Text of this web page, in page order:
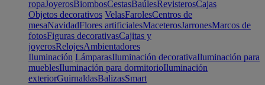
ropaJoyerosBiombosCestasBaúlesRevisterosCajas
Objetos decorativos VelasFarolesCentros de
mesaNavidadFlores artificialesMaceterosJarronesMarcos de
fotosFiguras decorativasCajitas y
joyerosRelojesAmbientadores
Iluminación LámparasIluminación decorativaIluminación para
mueblesIluminación para dormitorioIluminación
exteriorGuirnaldasBalizasSmart